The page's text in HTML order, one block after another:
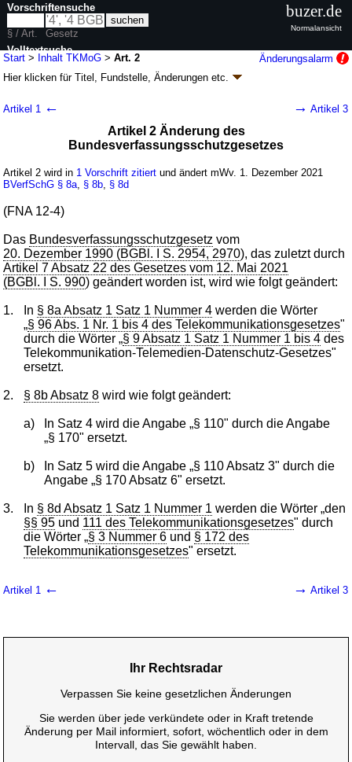
Start > Inhalt TKMoG >Art. 2
Änderungsalarm
Hier klicken fürTitel, Fundstelle, Änderungen etc.
Telekommunikationsmodernisierungsgesetz
)
Geltung ab 01.12.2021, abweichend sieheArtikel 61 ; FNA: 900-17/1
Deutsche Post AG, Deutsche Postbank AG, Deutsche Telekom AG
wird in 47 Vorschriften zitiert
Artikel 1 ← → Artikel 3
Artikel 2 Änderung des
Bundesverfassungsschutzgesetzes
Artikel 2 wird in 1 Vorschrift zitiert und ändert mWv. 1. Dezember 2021
BVerfSchG § 8a § 8b § 8d
(FNA 12-4)
Das Bundesverfassungsschutzgesetz vom
20. Dezember 1990 (BGBl. I S. 2954, 2970), das zuletzt durch
Artikel 7 Absatz 22 des Gesetzes vom 12. Mai 2021
(BGBl. I S. 990) geändert worden ist, wird wie folgt geändert:
1. In § 8a Absatz 1 Satz 1 Nummer 4 werden die Wörter
„§ 96 Abs. 1 Nr. 1 bis 4 des Telekommunikationsgesetzes"
durch die Wörter „§ 9 Absatz 1 Satz 1 Nummer 1 bis 4 des
Telekommunikation-Telemedien-Datenschutz-Gesetzes"
ersetzt.
2. § 8b Absatz 8 wird wie folgt geändert:
a)
In Satz 4 wird die Angabe „§ 110" durch die Angabe
„§ 170" ersetzt.
b)
In Satz 5 wird die Angabe „§ 110 Absatz 3" durch die
Angabe „§ 170 Absatz 6" ersetzt.
3. In § 8d Absatz 1 Satz 1 Nummer 1 werden die Wörter „den
§§ 95 und 111 des Telekommunikationsgesetzes" durch
die Wörter „§ 3 Nummer 6 und § 172 des
Telekommunikationsgesetzes" ersetzt.
Artikel 1 ← → Artikel 3
Ihr Rechtsradar
Verpassen Sie keine gesetzlichen Änderungen
Sie werden über jede verkündete oder in Kraft tretende
Änderung per Mail informiert, sofort, wöchentlich oder in dem
Intervall, das Sie gewählt haben.
Vorschriftensuche
§ / Art.
Gesetz
Volltextsuche
nur in TKMoG
buzer.de
Normalansicht